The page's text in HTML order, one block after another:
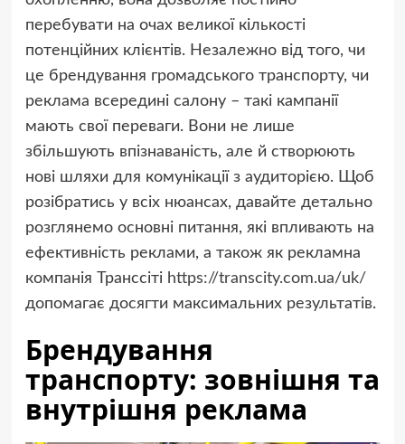
перебувати на очах великої кількості
потенційних клієнтів. Незалежно від того, чи
це брендування громадського транспорту, чи
реклама всередині салону – такі кампанії
мають свої переваги. Вони не лише
збільшують впізнаваність, але й створюють
нові шляхи для комунікації з аудиторією. Щоб
розібратись у всіх нюансах, давайте детально
розглянемо основні питання, які впливають на
ефективність реклами, а також як рекламна
компанія Транссітіhttps://transcity.com.ua/uk/
допомагає досягти максимальних результатів.
Брендування
транспорту: зовнішня та
внутрішня реклама